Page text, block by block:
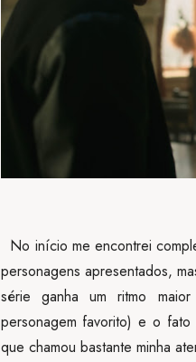
No início me encontrei
personagens apresentados,
série ganha um ritmo
personagem favorito) e o
que chamou bastante minha